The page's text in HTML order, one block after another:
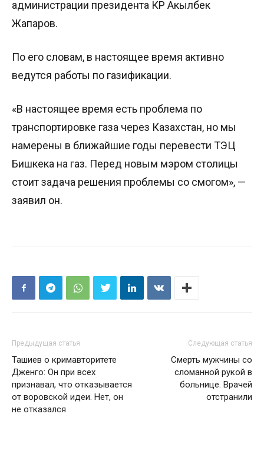
администрации президента КР Акылбек
Жапаров.
По его словам, в настоящее время активно
ведутся работы по газификации.
«В настоящее время есть проблема по
транспортировке газа через Казахстан, но мы
намерены в ближайшие годы перевести ТЭЦ
Бишкека на газ. Перед новым мэром столицы
стоит задача решения проблемы со смогом», —
заявил он.
Предыдущая статья
Ташиев о кримавторитете
Дженго: Он при всех
признавал, что отказывается
от воровской идеи. Нет, он
не отказался
Следующая статья
Смерть мужчины со
сломанной рукой в
больнице. Врачей
отстранили